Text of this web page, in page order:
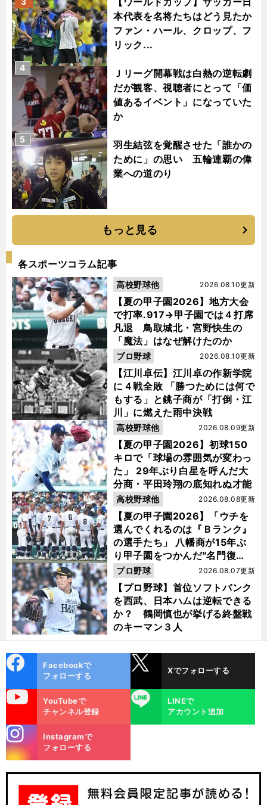
本代表を名将たちはどう見たか
ファン・ハール、クロップ、フ
リック...
Ｊリーグ開幕戦は白熱の逆転劇
だが観客、視聴者にとって「価
値あるイベント」になっていた
か
4
羽生結弦を覚醒させた「誰かの
ために」の思い 五輪連覇の偉
業への道のり
5
もっと見る
各スポーツコラム記事
【夏の甲子園2026】地方大会
で打率.917→甲子園では４打席
凡退 鳥取城北・宮野快生の
「魔法」はなぜ解けたのか
2026.08.10更新
高校野球他
【江川卓伝】江川卓の作新学院
に４戦全敗 「勝つためには何で
もする」と銚子商が「打倒・江
川」に燃えた雨中決戦
2026.08.10更新
プロ野球
【夏の甲子園2026】初球150
キロで「球場の雰囲気が変わっ
た」 29年ぶり白星を呼んだ大
分商・平田玲翔の底知れぬ才能
2026.08.09更新
高校野球他
【夏の甲子園2026】「ウチを
選んでくれるのは『Ｂランク』
の選手たち」 八幡商が15年ぶ
り甲子園をつかんだ"名門復
活"の舞台裏
2026.08.08更新
高校野球他
【プロ野球】首位ソフトバンク
を西武、日本ハムは逆転できる
か？ 鶴岡慎也が挙げる終盤戦
のキーマン３人
2026.08.07更新
プロ野球
ok
Facebookで
フォローする
Xでフォローする
YouTubeで
チャンネル登録
LINE
LINEで
アカウント追加
m
Instagramで
フォローする